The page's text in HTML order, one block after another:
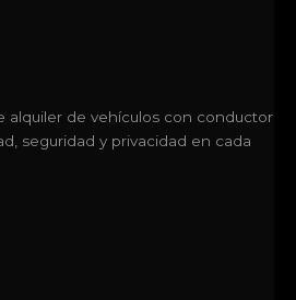
alquiler de vehículos con conductor
seguridad y privacidad en cada